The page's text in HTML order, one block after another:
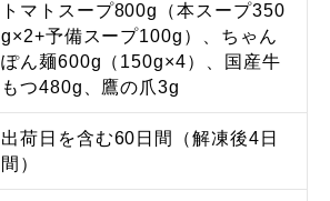
トマトスープ800g（本スープ350
g×2+予備スープ100g）、ちゃん
ぽん麺600g（150g×4）、国産牛
もつ480g、鷹の爪3g
出荷日を含む60日間（解凍後4日
間）